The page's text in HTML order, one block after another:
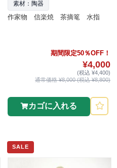
素材：陶器
作家物 信楽焼 茶摘篭 水指
期間限定50％OFF！
¥4,000
(税込 ¥4,400)
通常価格 ¥8,000 (税込 ¥8,800)
カゴに入れる
SALE